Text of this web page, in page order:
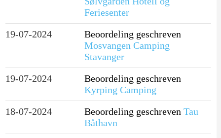
Feriesenter
19-07-2024
Beoordeling geschreven
Mosvangen Camping
Stavanger
19-07-2024
Beoordeling geschreven
Kyrping Camping
18-07-2024
Beoordeling geschreven Tau
Båthavn